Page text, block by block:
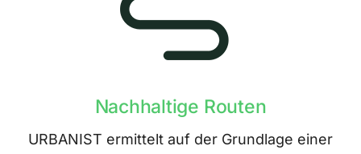
Nachhaltige Routen
URBANIST ermittelt auf der Grundlage einer